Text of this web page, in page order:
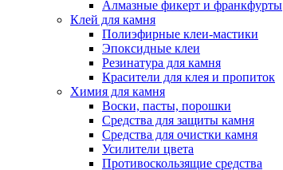
Алмазные фикерт и франкфурты
Клей для камня
Полиэфирные клеи-мастики
Эпоксидные клеи
Резинатура для камня
Красители для клея и пропиток
Химия для камня
Воски, пасты, порошки
Средства для защиты камня
Средства для очистки камня
Усилители цвета
Противоскользящие средства